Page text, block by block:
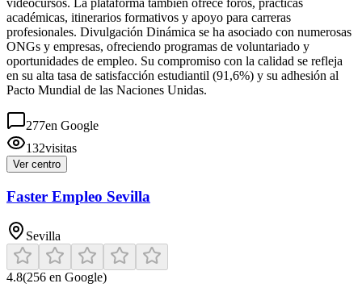
videocursos. La plataforma también ofrece foros, prácticas
académicas, itinerarios formativos y apoyo para carreras
profesionales. Divulgación Dinámica se ha asociado con numerosas
ONGs y empresas, ofreciendo programas de voluntariado y
oportunidades de empleo. Su compromiso con la calidad se refleja
en su alta tasa de satisfacción estudiantil (91,6%) y su adhesión al
Pacto Mundial de las Naciones Unidas.
277en Google
132visitas
Ver centro
Faster Empleo Sevilla
Sevilla
4.8(256 en Google)